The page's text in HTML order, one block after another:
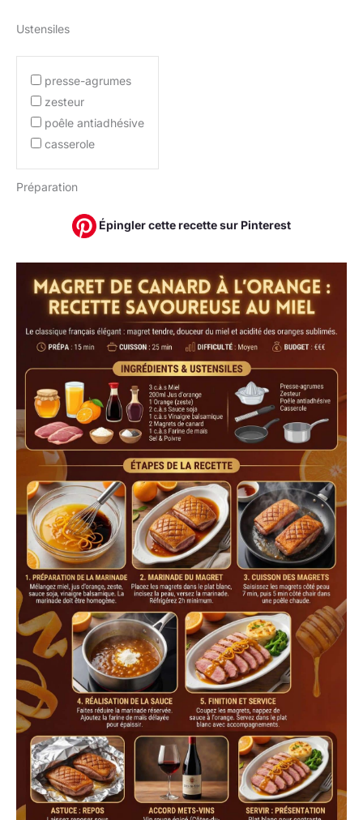
Ustensiles
presse-agrumes
zesteur
poêle antiadhésive
casserole
Préparation
Épingler cette recette sur Pinterest